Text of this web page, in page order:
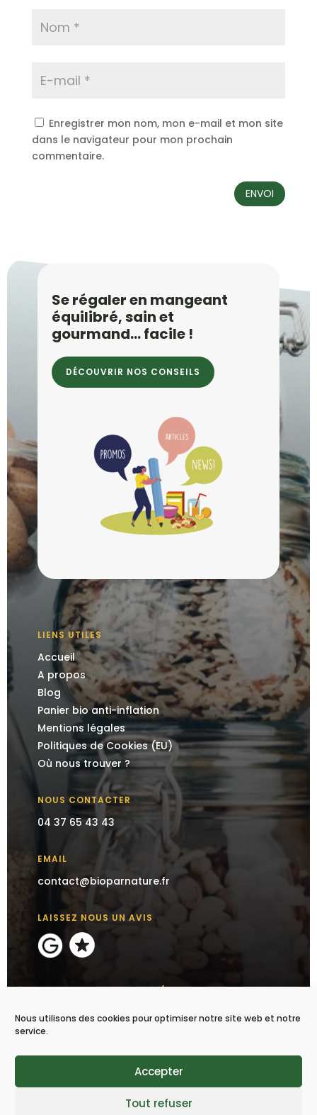
Nous utilisons des cookies pour optimiser notre site web et notre
service.
Accepter
Tout refuser
Enregistrer mon nom, mon e-mail et mon site
dans le navigateur pour mon prochain
commentaire.
ENVOI
Se régaler en mangeant
équilibré, sain et
gourmand… facile !
DÉCOUVRIR NOS CONSEILS
LIENS UTILES
Accueil
A propos
Blog
Panier bio anti-inflation
Mentions légales
Politiques de Cookies (EU)
Où nous trouver ?
NOUS CONTACTER
04 37 65 43 43
EMAIL
contact@bioparnature.fr
LAISSEZ NOUS UN AVIS
SUIVEZ-NOUS SUR LES RÉSEAUX SOCIAUX